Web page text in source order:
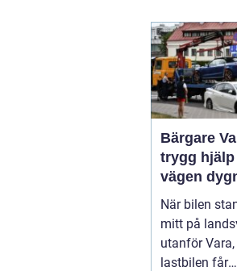
Bärgare
trygg hjälp
vägen
runt
När bilen
mitt på
utanför Vara,
lastbilen får